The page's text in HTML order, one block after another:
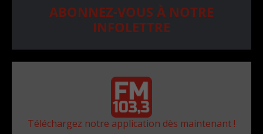
ABONNEZ-VOUS À NOTRE
INFOLETTRE
Téléchargez notre application dès maintenant !